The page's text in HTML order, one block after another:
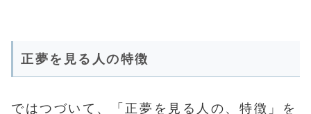
正夢を見る人の特徴
ではつづいて、「正夢を見る人の、特徴」を